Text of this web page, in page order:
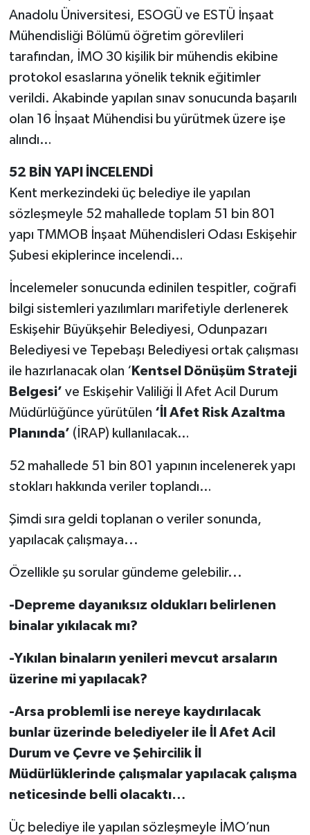
Anadolu Üniversitesi, ESOGÜ ve ESTÜ İnşaat
Mühendisliği Bölümü öğretim görevlileri
tarafından, İMO 30 kişilik bir mühendis ekibine
protokol esaslarına yönelik teknik eğitimler
verildi. Akabinde yapılan sınav sonucunda başarılı
olan 16 İnşaat Mühendisi bu yürütmek üzere işe
alındı…
52 BİN YAPI İNCELENDİ
Kent merkezindeki üç belediye ile yapılan
sözleşmeyle 52 mahallede toplam 51 bin 801
yapı TMMOB İnşaat Mühendisleri Odası Eskişehir
Şubesi ekiplerince incelendi…
İncelemeler sonucunda edinilen tespitler, coğrafi
bilgi sistemleri yazılımları marifetiyle derlenerek
Eskişehir Büyükşehir Belediyesi, Odunpazarı
Belediyesi ve Tepebaşı Belediyesi ortak çalışması
ile hazırlanacak olan ‘ Kentsel Dönüşüm Strateji
Belgesi’ ve Eskişehir Valiliği İl Afet Acil Durum
Müdürlüğünce yürütülen ‘İl Afet Risk Azaltma
Planında’ (İRAP) kullanılacak…
52 mahallede 51 bin 801 yapının incelenerek yapı
stokları hakkında veriler toplandı…
Şimdi sıra geldi toplanan o veriler sonunda,
yapılacak çalışmaya...
Özellikle şu sorular gündeme gelebilir...
-Depreme dayanıksız oldukları belirlenen
binalar yıkılacak mı?
-Yıkılan binaların yenileri mevcut arsaların
üzerine mi yapılacak?
-Arsa problemli ise nereye kaydırılacak
bunlar üzerinde belediyeler ile İl Afet Acil
Durum ve Çevre ve Şehircilik İl
Müdürlüklerinde çalışmalar yapılacak çalışma
neticesinde belli olacaktı…
Üç belediye ile yapılan sözleşmeyle İMO’nun